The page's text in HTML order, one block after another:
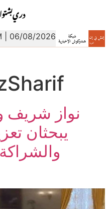
بشتودري
| 06/08/2026
نواز شريف
يبحثان